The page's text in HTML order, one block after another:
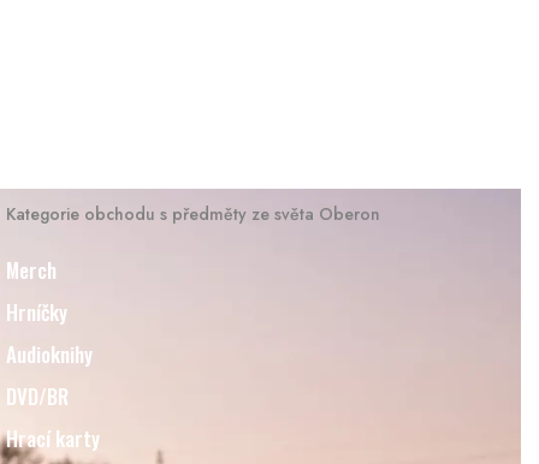
Kategorie obchodu s předměty ze světa Oberon
Merch
Hrníčky
Audioknihy
DVD/BR
Hrací karty